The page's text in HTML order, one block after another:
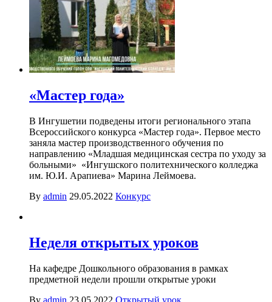
«Мастер года»
В Ингушетии подведены итоги регионального этапа
Всероссийского конкурса «Мастер года». Первое место
заняла мастер производственного обучения по
направлению «Младшая медицинская сестра по уходу за
больными» «Ингушского политехнического колледжа
им. Ю.И. Арапиева» Марина Леймоева.
By admin 29.05.2022 Конкурс
Неделя открытых уроков
На кафедре Дошкольного образования в рамках
предметной недели прошли открытые уроки
By admin 23.05.2022 Открытый урок